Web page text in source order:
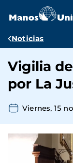
contenido
Ruta
Noticias
Vigilia
por La
Viernes, 15